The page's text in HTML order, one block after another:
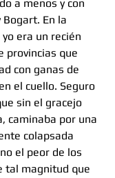
a menos y con
En la
era un recién
provincias que
con ganas de
el cuello. Seguro
sin el gracejo
caminaba por una
colapsada
el peor de los
tal magnitud que